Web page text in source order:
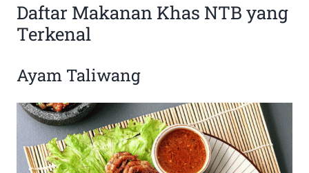
Daftar Makanan Khas NTB yang
Terkenal
Ayam Taliwang